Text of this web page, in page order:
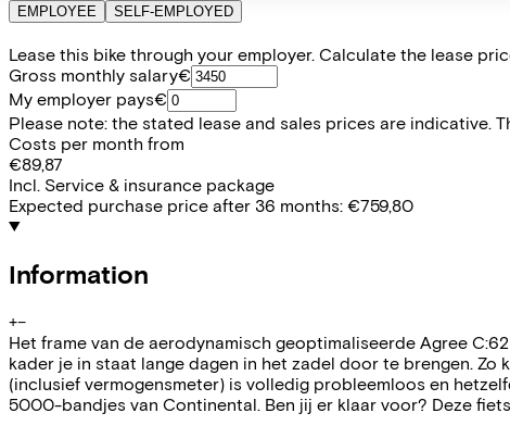
EMPLOYEE SELF-EMPLOYED
Lease this bike through your employer. Calculate the lease
Gross monthly salary€
My employer pays€
Please note: the stated lease and sales prices are indicative.
Costs per month from
€89,87
Incl. Service & insurance package
Expected purchase price after 36 months: €759,80
Information
+−
Het frame van de aerodynamisch geoptimaliseerde Agree
kader je in staat lange dagen in het zadel door te brengen.
(inclusief vermogensmeter) is volledig probleemloos en
5000-bandjes van Continental. Ben jij er klaar voor? Deze fiets